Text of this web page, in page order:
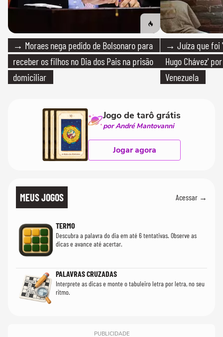
→ Moraes nega pedido de Bolsonaro para
receber os filhos no Dia dos Pais na prisão
domiciliar
→ Juíza que foi
Hugo Chávez'
Venezuela
Jogo de tarô grátis
por André Mantovanni
Jogar agora
MEUS JOGOS Acessar →
TERMO
Descubra a palavra do dia em até 6 tentativas. Observe as
dicas e avance até acertar.
PALAVRAS CRUZADAS
Interprete as dicas e monte o tabuleiro letra por letra, no seu
ritmo.
PUBLICIDADE